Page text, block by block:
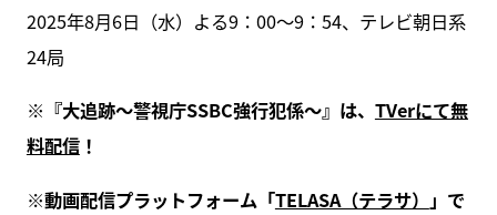
2025年8月6日（水）よる9：00～9：54、テレビ朝日系
24局
※『大追跡～警視庁SSBC強行犯係～』は、 TVerにて無
料配信！
※動画配信プラットフォーム「TELASA（テラサ） 」で